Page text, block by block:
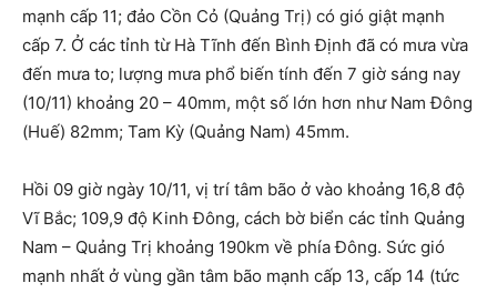
mạnh cấp 11; đảo Cồn Cỏ (Quảng Trị) có gió giật mạnh
cấp 7. Ở các tỉnh từ Hà Tĩnh đến Bình Định đã có mưa vừa
đến mưa to; lượng mưa phổ biến tính đến 7 giờ sáng nay
(10/11) khoảng 20 – 40mm, một số lớn hơn như Nam Đông
(Huế) 82mm; Tam Kỳ (Quảng Nam) 45mm.
Hồi 09 giờ ngày 10/11, vị trí tâm bão ở vào khoảng 16,8 độ
Vĩ Bắc; 109,9 độ Kinh Đông, cách bờ biển các tỉnh Quảng
Nam – Quảng Trị khoảng 190km về phía Đông. Sức gió
mạnh nhất ở vùng gần tâm bão mạnh cấp 13, cấp 14 (tức